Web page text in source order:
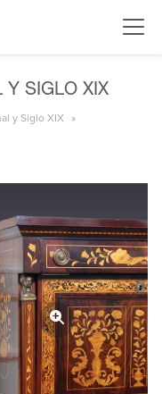
Y SIGLO XIX
y Siglo XIX